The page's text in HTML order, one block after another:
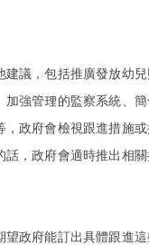
建議，包括推廣發放幼
加強管理的監察系統、
，政府會檢視跟進措施
話，政府會適時推出相
望政府能訂出具體跟進